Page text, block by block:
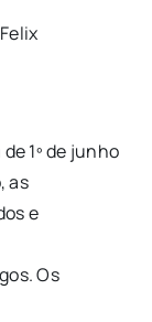
1º de junho
as
e
Os